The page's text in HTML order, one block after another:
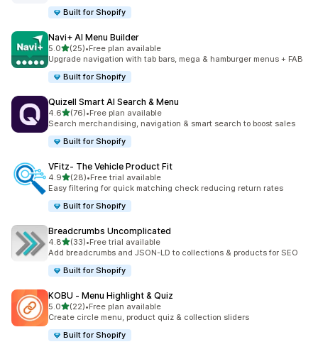
Built for Shopify
Navi+ AI Menu Builder
5.05つ星中
(25)
合計レビュー数：25件
•Free plan available
Upgrade navigation with tab bars, mega & hamburger menus + FAB
Built for Shopify
Quizell Smart AI Search & Menu
4.65つ星中
(76)
合計レビュー数：76件
•Free plan available
Search merchandising, navigation & smart search to boost sales
Built for Shopify
VFitz‑ The Vehicle Product Fit
4.95つ星中
(28)
合計レビュー数：28件
•Free trial available
Easy filtering for quick matching check reducing return rates
Built for Shopify
Breadcrumbs Uncomplicated
4.85つ星中
(33)
合計レビュー数：33件
•Free trial available
Add breadcrumbs and JSON-LD to collections & products for SEO
Built for Shopify
KOBU ‑ Menu Highlight & Quiz
5.05つ星中
(22)
合計レビュー数：22件
•Free plan available
Create circle menu, product quiz & collection sliders
Built for Shopify